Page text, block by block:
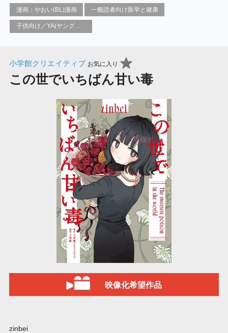
漫画：やおい(BL)漫画 一般読者向け医学と健康
子供向け／YA(ヤングアダルト)向け一般：芸術&芸術家
小学館クリエイティブ お気に入り
この世でいちばん甘い毒
映像化希望作品
zinbei